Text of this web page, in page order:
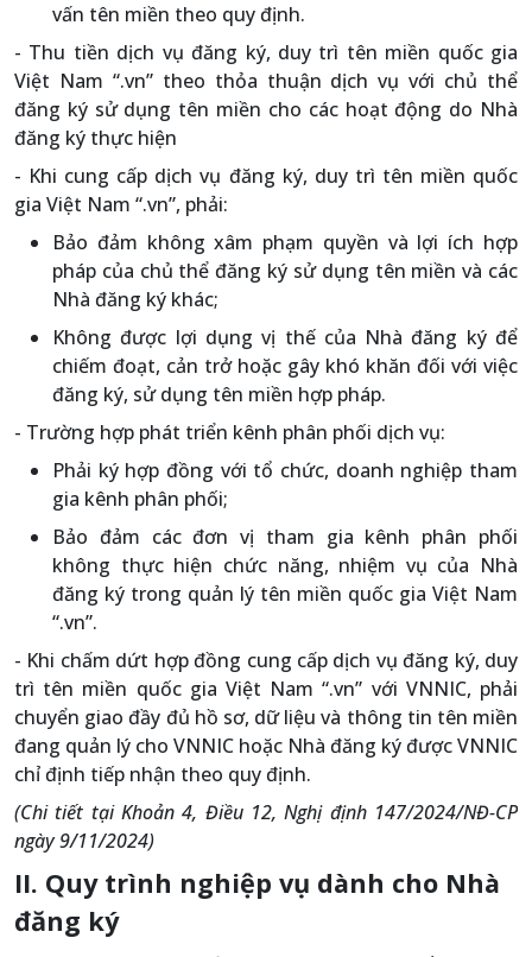
vấn tên miền theo quy định.
- Thu tiền dịch vụ đăng ký, duy trì tên miền quốc gia
Việt Nam “.vn” theo thỏa thuận dịch vụ với chủ thể
đăng ký sử dụng tên miền cho các hoạt động do Nhà
đăng ký thực hiện
- Khi cung cấp dịch vụ đăng ký, duy trì tên miền quốc
gia Việt Nam “.vn”, phải:
Bảo đảm không xâm phạm quyền và lợi ích hợp
pháp của chủ thể đăng ký sử dụng tên miền và các
Nhà đăng ký khác;
Không được lợi dụng vị thế của Nhà đăng ký để
chiếm đoạt, cản trở hoặc gây khó khăn đối với việc
đăng ký, sử dụng tên miền hợp pháp.
- Trường hợp phát triển kênh phân phối dịch vụ:
Phải ký hợp đồng với tổ chức, doanh nghiệp tham
gia kênh phân phối;
Bảo đảm các đơn vị tham gia kênh phân phối
không thực hiện chức năng, nhiệm vụ của Nhà
đăng ký trong quản lý tên miền quốc gia Việt Nam
“.vn”.
- Khi chấm dứt hợp đồng cung cấp dịch vụ đăng ký, duy
trì tên miền quốc gia Việt Nam “.vn” với VNNIC, phải
chuyển giao đầy đủ hồ sơ, dữ liệu và thông tin tên miền
đang quản lý cho VNNIC hoặc Nhà đăng ký được VNNIC
chỉ định tiếp nhận theo quy định.
(Chi tiết tại Khoản 4, Điều 12, Nghị định 147/2024/NĐ-CP
ngày 9/11/2024)
II. Quy trình nghiệp vụ dành cho Nhà
đăng ký